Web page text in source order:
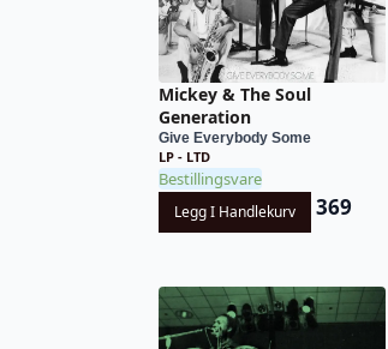
Mickey & The Soul
Generation
Give Everybody Some
LP - LTD
Bestillingsvare
Legg I Handlekurv 369